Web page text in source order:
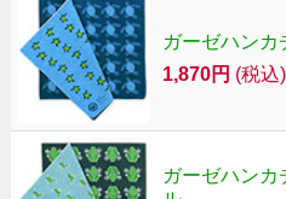
ガーゼハンカ
1,870円 (税込)
ガーゼハンカ